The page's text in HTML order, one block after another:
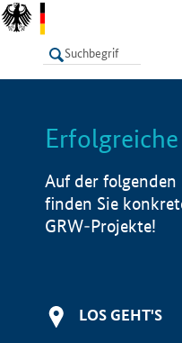
LISTE
Auf der
finden Sie
GRW-Projekte!
LOS GEHT'S